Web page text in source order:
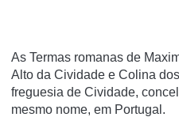
As Termas romanas de
Alto da Cividade e Colina
freguesia de Cividade,
mesmo nome, em Portugal.